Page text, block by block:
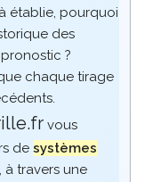
établie, pourquoi
des
?
chaque tirage
vous
de systèmes
à travers une